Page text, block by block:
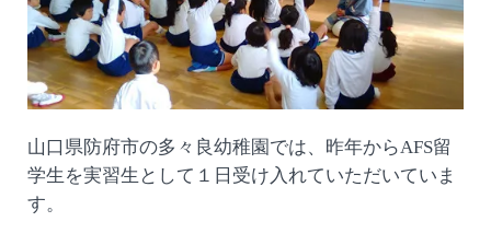
山口県防府市の多々良幼稚園では、昨年からAFS留
学生を実習生として１日受け入れていただいていま
す。